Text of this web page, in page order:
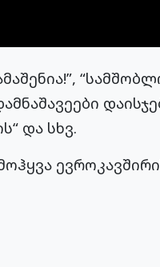
და სხვ.